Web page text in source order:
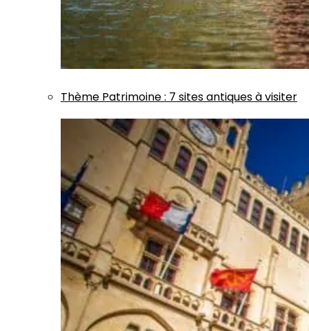
Thème Patrimoine: 7 sites antiques à visiter